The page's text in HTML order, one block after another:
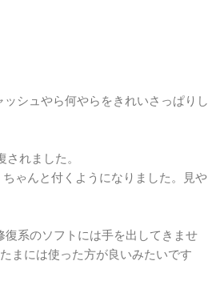
シュやら何やらをきれいさっぱりし
れました。
ゃんと付くようになりました。見や
系のソフトには手を出してきませ
まには使った方が良いみたいです